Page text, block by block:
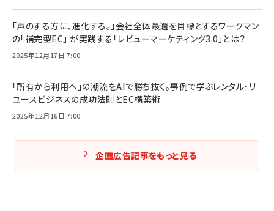
「声のする方に、進化する。」会社全体最適を目標とするワークマン
の「補完型EC」 が実践する「レビューマーケティング3.0」とは？
2025年12月17日 7:00
「所有から利用へ」の潮流をAIで勝ち抜く。事例で学ぶレンタル・リ
ユースビジネスの成功法則とEC構築術
2025年12月16日 7:00
企画広告記事をもっと見る